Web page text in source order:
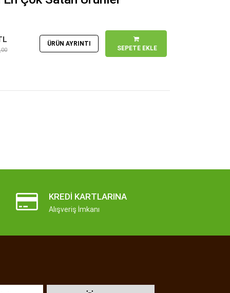
ÜRÜN AYRINTI
SEPETE EKLE
KREDI KARTLARINA
Alışveriş İmkanı